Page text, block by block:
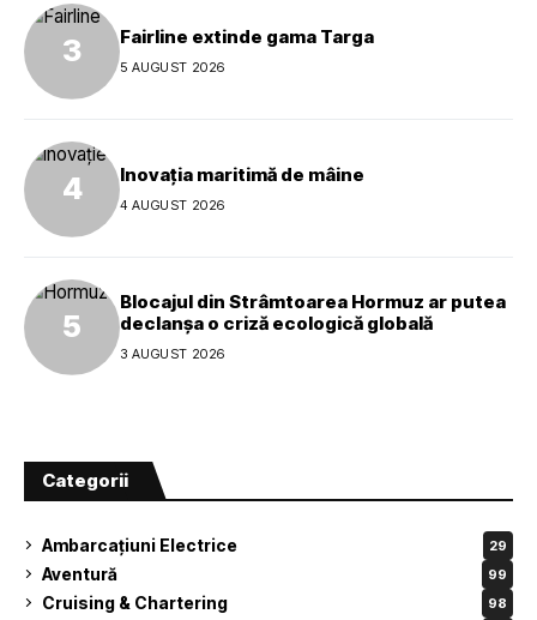
Fairline extinde gama Targa
5 AUGUST 2026
Inovația maritimă de mâine
4 AUGUST 2026
Blocajul din Strâmtoarea Hormuz ar putea
declanșa o criză ecologică globală
3 AUGUST 2026
Categorii
Ambarcațiuni Electrice 29
Aventură 99
Cruising & Chartering 98